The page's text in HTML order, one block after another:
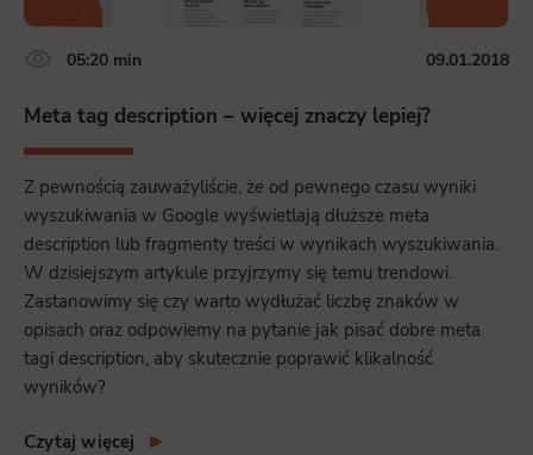
05:20 min 09.01.2018
Meta tag description – więcej znaczy lepiej?
Z pewnością zauważyliście, że od pewnego czasu wyniki
wyszukiwania w Google wyświetlają dłuższe meta
description lub fragmenty treści w wynikach wyszukiwania.
W dzisiejszym artykule przyjrzymy się temu trendowi.
Zastanowimy się czy warto wydłużać liczbę znaków w
opisach oraz odpowiemy na pytanie jak pisać dobre meta
tagi description, aby skutecznie poprawić klikalność
wyników?
Czytaj więcej